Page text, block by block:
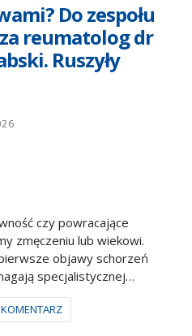
Do zespołu
reumatolog dr
Ruszyły
czy powracające
zmęczeniu lub wiekowi.
objawy schorzeń
specjalistycznej